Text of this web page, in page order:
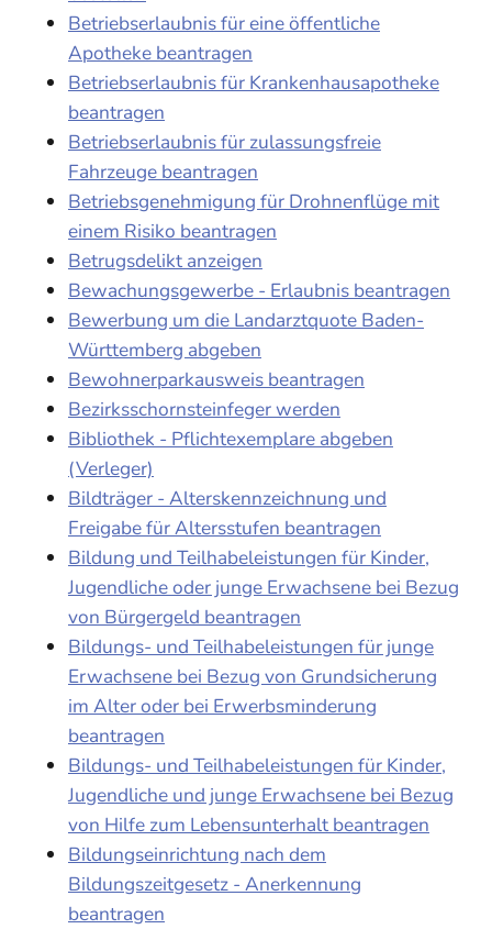
Betriebserlaubnis für eine öffentliche
Apotheke beantragen
Betriebserlaubnis für Krankenhausapotheke
beantragen
Betriebserlaubnis für zulassungsfreie
Fahrzeuge beantragen
Betriebsgenehmigung für Drohnenflüge mit
einem Risiko beantragen
Betrugsdelikt anzeigen
Bewachungsgewerbe - Erlaubnis beantragen
Bewerbung um die Landarztquote Baden-
Württemberg abgeben
Bewohnerparkausweis beantragen
Bezirksschornsteinfeger werden
Bibliothek - Pflichtexemplare abgeben
(Verleger)
Bildträger - Alterskennzeichnung und
Freigabe für Altersstufen beantragen
Bildung und Teilhabeleistungen für Kinder,
Jugendliche oder junge Erwachsene bei Bezug
von Bürgergeld beantragen
Bildungs- und Teilhabeleistungen für junge
Erwachsene bei Bezug von Grundsicherung
im Alter oder bei Erwerbsminderung
beantragen
Bildungs- und Teilhabeleistungen für Kinder,
Jugendliche und junge Erwachsene bei Bezug
von Hilfe zum Lebensunterhalt beantragen
Bildungseinrichtung nach dem
Bildungszeitgesetz - Anerkennung
beantragen